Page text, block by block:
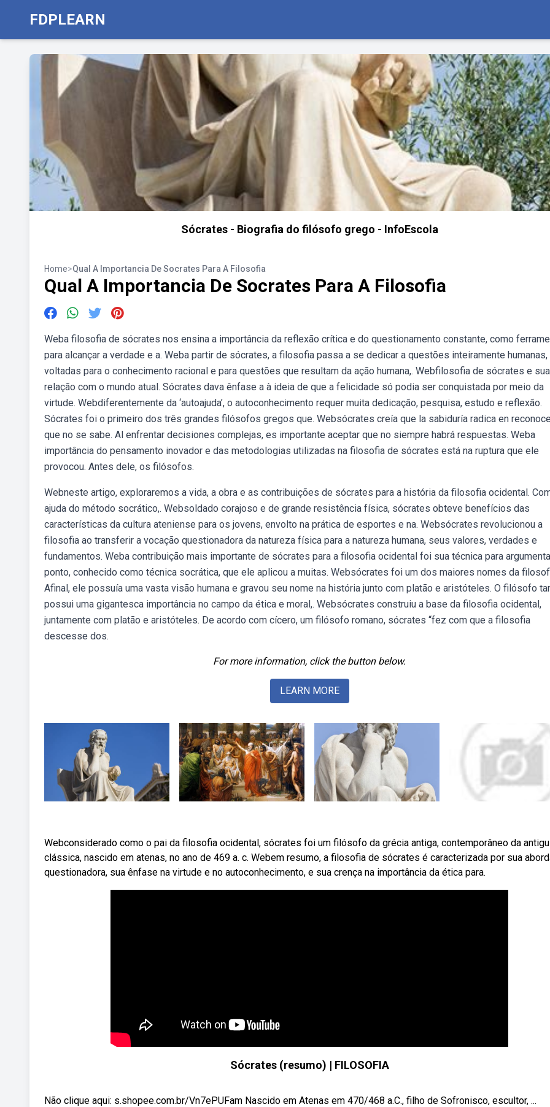
FDPLEARN
Sócrates - Biografia do filósofo grego - InfoEscola
Home>Qual A Importancia De Socrates Para A Filosofia
Qual A Importancia De Socrates Para A Filosofia
Weba filosofia de sócrates nos ensina a importância da reflexão crítica e do questionamento constante, como
para alcançar a verdade e a. Weba partir de sócrates, a filosofia passa a se dedicar a questões inteiramente humanas,
voltadas para o conhecimento racional e para questões que resultam da ação humana,. Webfilosofia de sócrates e sua
relação com o mundo atual. Sócrates dava ênfase a à ideia de que a felicidade só podia ser conquistada por meio da
virtude. Webdiferentemente da ‘autoajuda’, o autoconhecimento requer muita dedicação, pesquisa, estudo e reflexão.
Sócrates foi o primeiro dos três grandes filósofos gregos que. Websócrates creía que la sabiduría radica en
que no se sabe. Al enfrentar decisiones complejas, es importante aceptar que no siempre habrá respuestas. Weba
importância do pensamento inovador e das metodologias utilizadas na filosofia de sócrates está na ruptura que ele
provocou. Antes dele, os filósofos.
Webneste artigo, exploraremos a vida, a obra e as contribuições de sócrates para a história da filosofia ocidental.
ajuda do método socrático,. Websoldado corajoso e de grande resistência física, sócrates obteve benefícios das
características da cultura ateniense para os jovens, envolto na prática de esportes e na. Websócrates revolucionou a
filosofia ao transferir a vocação questionadora da natureza física para a natureza humana, seus valores, verdades e
fundamentos. Weba contribuição mais importante de sócrates para a filosofia ocidental foi sua técnica para
ponto, conhecido como técnica socrática, que ele aplicou a muitas. Websócrates foi um dos maiores nomes da
Afinal, ele possuía uma vasta visão humana e gravou seu nome na história junto com platão e aristóteles. O filósofo
possui uma gigantesca importância no campo da ética e moral,. Websócrates construiu a base da filosofia ocidental,
juntamente com platão e aristóteles. De acordo com cícero, um filósofo romano, sócrates “fez com que a filosofia
descesse dos.
For more information, click the button below.
LEARN MORE
Webconsiderado como o pai da filosofia ocidental, sócrates foi um filósofo da grécia antiga, contemporâneo da
clássica, nascido em atenas, no ano de 469 a. c. Webem resumo, a filosofia de sócrates é caracterizada por sua
questionadora, sua ênfase na virtude e no autoconhecimento, e sua crença na importância da ética para.
Sócrates (resumo) | FILOSOFIA
Não clique aqui: s.shopee.com.br/Vn7ePUFam Nascido em Atenas em 470/468 a.C., filho de Sofronisco, escultor, ...